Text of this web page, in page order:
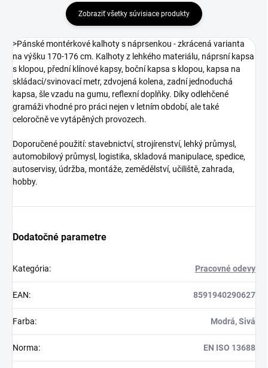
Zobraziť všetky súvisiace produkty
>Pánské montérkové kalhoty s náprsenkou - zkrácená varianta
na výšku 170-176 cm. Kalhoty z lehkého materiálu, náprsní kapsa
s klopou, přední klínové kapsy, boční kapsa s klopou, kapsa na
skládací/svinovací metr, zdvojená kolena, zadní jednoduchá
kapsa, šle vzadu na gumu, reflexní doplňky. Díky odlehčené
gramáži vhodné pro práci nejen v letním období, ale také
celoročně ve vytápěných provozech.
Doporučené použití: stavebnictví, strojírenství, lehký průmysl,
automobilový průmysl, logistika, skladová manipulace, spedice,
autoservisy, údržba, montáže, zemědělství, učiliště, zahrada,
hobby.
Dodatočné parametre
Kategória: Pracovné odevy
EAN: 8591940290627
Farba: Modrá, Sivá
Norma: EN ISO 13688